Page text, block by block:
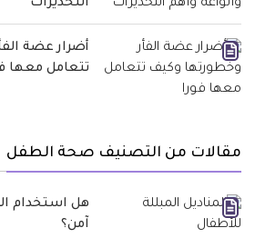
التحذيرات
أضرار عضة
تتعامل معها
مقالات من التصنيف صحة الطفل
هل استخدام
آمن؟